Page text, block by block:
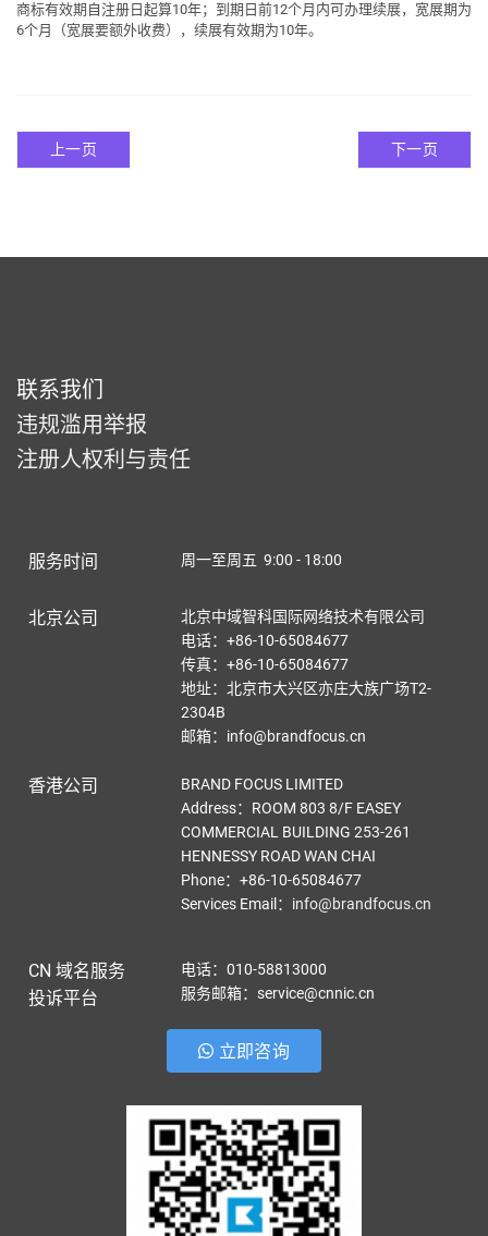
商标有效期自注册日起算10年；到期日前12个月内可办理续展，宽展期为
6个月（宽展要额外收费），续展有效期为10年。
上一页 下一页
联系我们
违规滥用举报
注册人权利与责任
服务时间 周一至周五 9:00 - 18:00
北京公司
北京中域智科国际网络技术有限公司
电话：+86-10-65084677
传真：+86-10-65084677
地址：北京市大兴区亦庄大族广场T2-
2304B
邮箱：info@brandfocus.cn
香港公司
BRAND FOCUS LIMITED
Address：ROOM 803 8/F EASEY
COMMERCIAL BUILDING 253-261
HENNESSY ROAD WAN CHAI
Phone：+86-10-65084677
Services Email ： info@brandfocus.cn
CN 域名服务
投诉平台
电话：010-58813000
服务邮箱：service@cnnic.cn
立即咨询